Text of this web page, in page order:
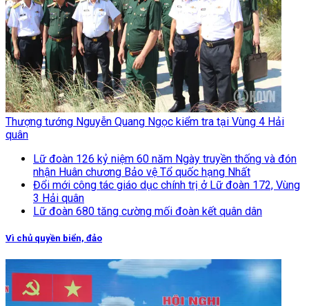
Thượng tướng Nguyễn Quang Ngọc kiểm tra tại Vùng 4 Hải
quân
Lữ đoàn 126 kỷ niệm 60 năm Ngày truyền thống và đón
nhận Huân chương Bảo vệ Tổ quốc hạng Nhất
Đổi mới công tác giáo dục chính trị ở Lữ đoàn 172, Vùng
3 Hải quân
Lữ đoàn 680 tăng cường mối đoàn kết quân dân
Vì chủ quyền biển, đảo